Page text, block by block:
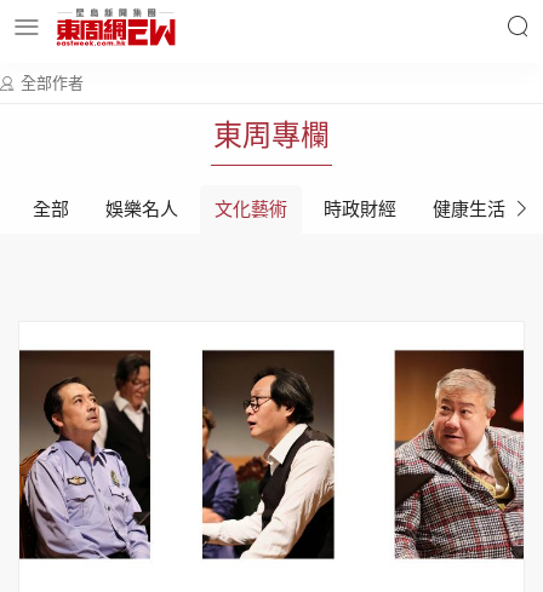
東周食玩通 會員活動
玄學靈異 東周專欄
全部作者
東周專欄
全部 娛樂名人 文化藝術 時政財經 健康生活